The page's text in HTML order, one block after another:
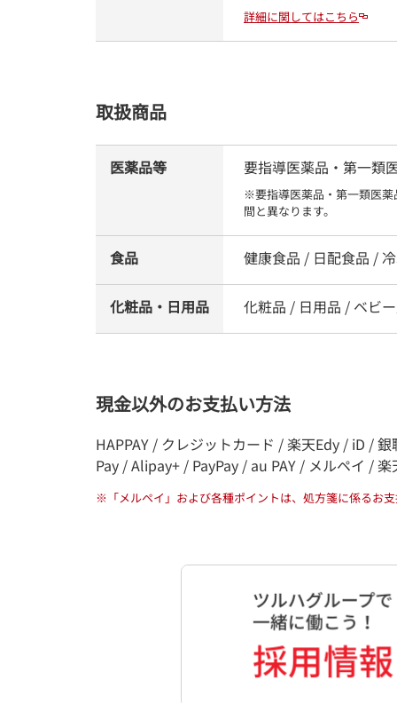
詳細に関してはこちら
取扱商品
医薬品等 要指導医薬品・第一類
※要指導医薬品・第一類医薬
間と異なります。
食品 健康食品 / 日配食品 /
化粧品・日用品 化粧品 / 日用品 / ベビ
現金以外のお支払い方法
HAPPAY / クレジットカード / 楽天Edy / iD /
Pay / Alipay+ / PayPay / au PAY / メルペイ /
※ 「メルペイ」および各種ポイントは、処方箋に係るお